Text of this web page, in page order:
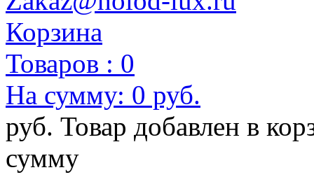
Корзина
Товаров : 0
На сумму: 0 руб.
руб. Товар добавлен в
сумму